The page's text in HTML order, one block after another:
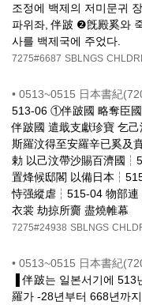
조정에 백제의 저미문귀
파위좌, 伴跛 ❷旣殿奚와
사를 백제국에 주었다.
7275#6687 SBLNGS
• 0513~0515 日本書紀
513-06 ①伴跛國 略奪臣
伴跛國 遣戢支獻珍寶 乞
斯羅汶得至安羅辛已奚及
勅 以己汶帶沙賜百濟國
置烽候邸閣 以備日本
恃强縱虐┆515-04 物部連
衣裳 劫掠所齎 盡燒帷幕
7275#24938 SBLNGS
• 0513~0515 日本書紀
▐ 伴跛는 일본서기에
羅가 -28년부터 668년까